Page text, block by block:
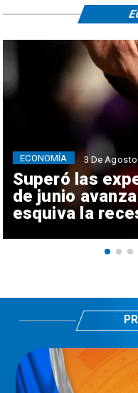
Superó las
de junio
esquiva la
ECONOMÍA 3 De Agosto